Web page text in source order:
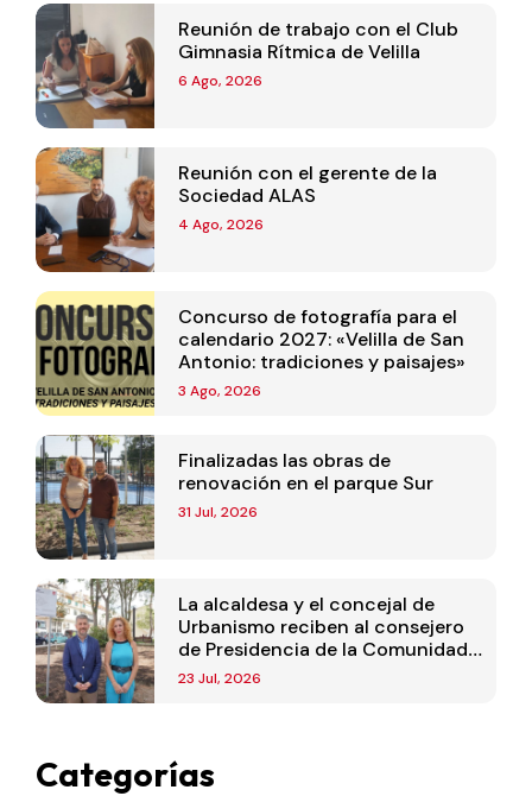
Reunión de trabajo con el Club
Gimnasia Rítmica de Velilla
6 Ago, 2026
Reunión con el gerente de la
Sociedad ALAS
4 Ago, 2026
Concurso de fotografía para el
calendario 2027: «Velilla de San
Antonio: tradiciones y paisajes»
3 Ago, 2026
Finalizadas las obras de
renovación en el parque Sur
31 Jul, 2026
La alcaldesa y el concejal de
Urbanismo reciben al consejero
de Presidencia de la Comunidad
de Madrid
23 Jul, 2026
Categorías